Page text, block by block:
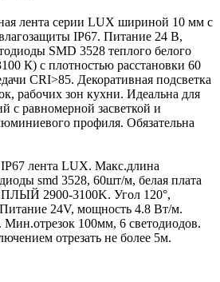
лента серии LUX шириной 10 мм с
IP67. Питание 24 В,
SMD 3528 теплого белого
К) с плотностью расстановки 60
CRI>85. Декоративная подсветка
рабочих зон кухни. Идеальна для
с равномерной засветкой и
профиля. Обязательна
лента LUX. Макс.длина
smd 3528, 60шт/м, белая плата
2900-3100K. Угол 120°,
24V, мощность 4.8 Вт/м.
100мм, 6 светодиодов.
отрезать не более 5м.